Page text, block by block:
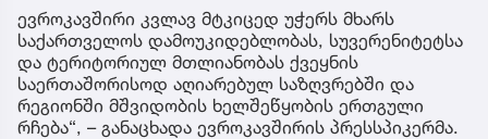
ევროკავშირი კვლავ მტკიცედ უჭერს მხარს
საქართველოს დამოუკიდებლობას, სუვერენიტეტსა
და ტერიტორიულ მთლიანობას ქვეყნის
საერთაშორისოდ აღიარებულ საზღვრებში და
რეგიონში მშვიდობის ხელშეწყობის ერთგული
რჩება“, – განაცხადა ევროკავშირის პრესსპიკერმა.